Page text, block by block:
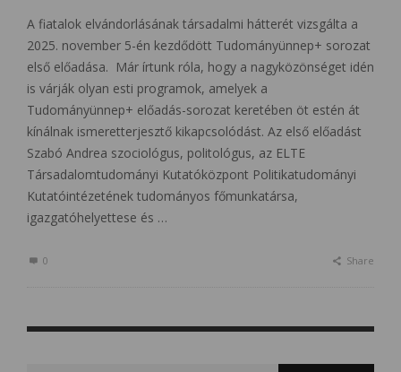
A fiatalok elvándorlásának társadalmi hátterét vizsgálta a
2025. november 5-én kezdődött Tudományünnep+ sorozat
első előadása. Már írtunk róla, hogy a nagyközönséget idén
is várják olyan esti programok, amelyek a
Tudományünnep+ előadás-sorozat keretében öt estén át
kínálnak ismeretterjesztő kikapcsolódást. Az első előadást
Szabó Andrea szociológus, politológus, az ELTE
Társadalomtudományi Kutatóközpont Politikatudományi
Kutatóintézetének tudományos főmunkatársa,
igazgatóhelyettese és …
0 Share